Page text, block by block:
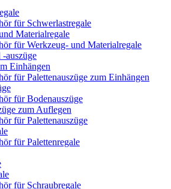
für Schwerlastregale
Materialregale
für Werkzeug- und Materialregale
-auszüge
Einhängen
für Palettenauszüge zum Einhängen
für Bodenauszüge
zum Auflegen
für Palettenauszüge
für Palettenregale
für Schraubregale